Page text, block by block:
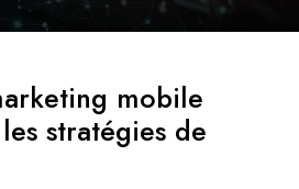
mobile
stratégies de